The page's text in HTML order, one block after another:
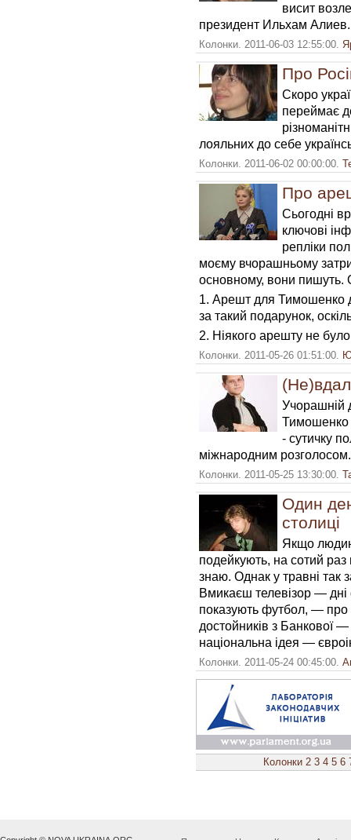
висит
президент Ильхам Алиев.
Колонки. 2011-06-03 12:55:00.
Про
Скоро
переймає
лояльних до себе
Колонки. 2011-06-02 00:00:00.
Про
Сьогодні
ключові
репліки
моєму вчорашньому
основному, вони пишуть.
1. Арешт для Тимошенко
за такий подарунок,
2. Ніякого арешту не
Колонки. 2011-05-26 01:51:00.
Учорашній
Тимошенко
- сутичку
міжнародним розголосом.
Колонки. 2011-05-25 13:30:00.
Один
столиці
Якщо
подейкують, на сотий
знаю. Однак у травні так
Вмикаєш телевізор — дні
показують футбол, —
достойників з Банкової
національна ідея —
Колонки. 2011-05-24 00:45:00.
Колонки 2 3 4 5 6